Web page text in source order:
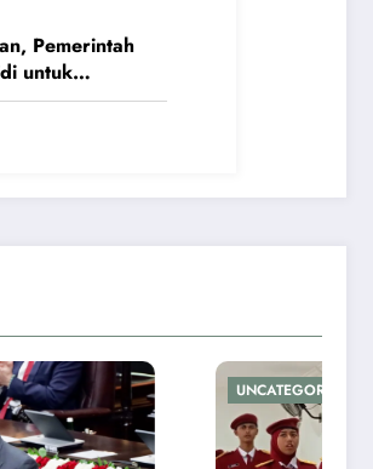
Pemerintah
untuk
Rendah
UNCATEGORIZED